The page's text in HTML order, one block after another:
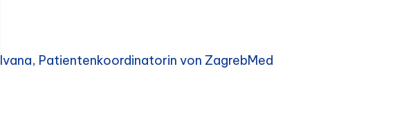
Ivana, Patientenkoordinatorin von ZagrebMed